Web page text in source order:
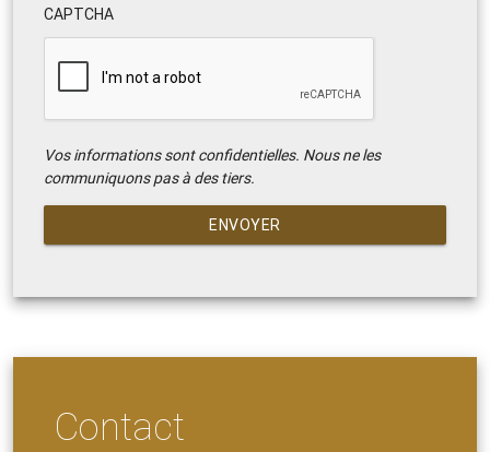
CAPTCHA
Vos informations sont confidentielles. Nous ne les
communiquons pas à des tiers.
ENVOYER
Contact